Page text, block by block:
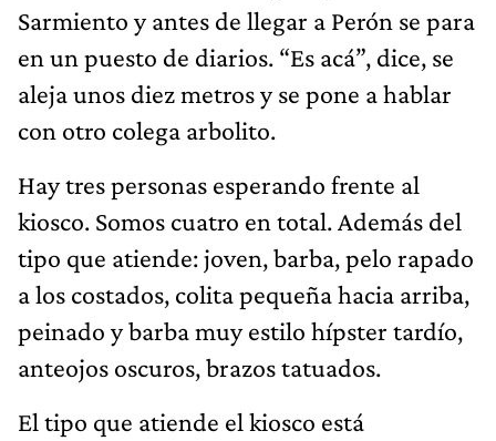
Sarmiento y antes de llegar a Perón se para
en un puesto de diarios. “Es acá”, dice, se
aleja unos diez metros y se pone a hablar
con otro colega arbolito.
Hay tres personas esperando frente al
kiosco. Somos cuatro en total. Además del
tipo que atiende: joven, barba, pelo rapado
a los costados, colita pequeña hacia arriba,
peinado y barba muy estilo hípster tardío,
anteojos oscuros, brazos tatuados.
El tipo que atiende el kiosco está